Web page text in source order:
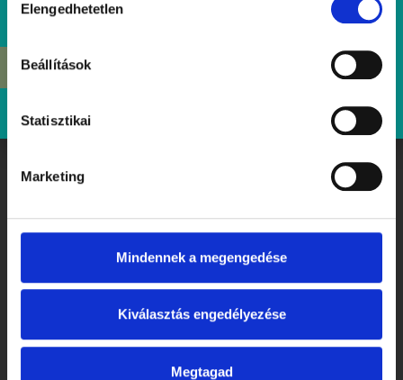
kiválasztása
Elengedhetetlen
Beállítások
Statisztikai
Marketing
Mindennek a megengedése
Kiválasztás engedélyezése
Megtagad
Ajándék: 1 koktél minden előzetesen foglaló
Foglalás: előzetesen, kizárólag online vagy telefonon
ÉRDEKEL